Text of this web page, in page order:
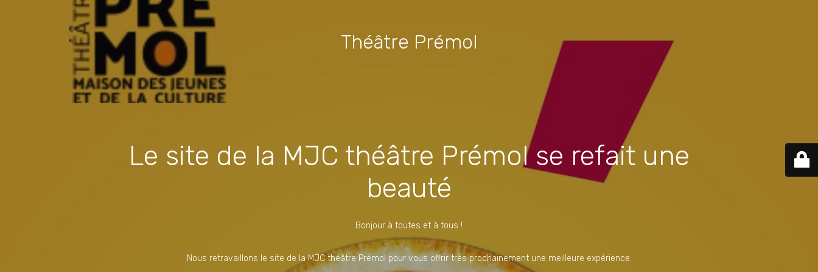
Théâtre Prémol
Le site de la MJC théâtre Prémol se refait une
beauté
Bonjour à toutes et à tous !
Nous retravaillons le site de la MJC théâtre Prémol pour vous offrir très prochainement une meilleure expérience.